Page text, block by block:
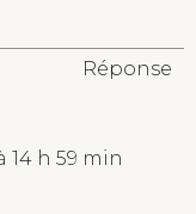
Réponse
14 h 59 min